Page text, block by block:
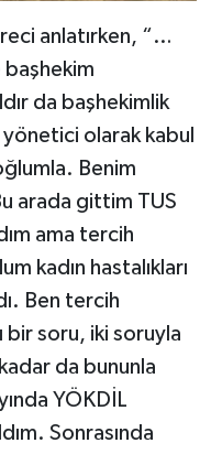
anlatırken, “…
da başhekimlik
yönetici olarak kabul
Benim
arada gittim TUS
ama tercih
kadın hastalıkları
Ben tercih
bir soru, iki soruyla
da bununla
YÖKDİL
Sonrasında